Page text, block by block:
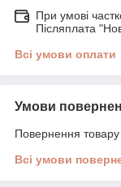
При умові
Післяплата
Всі умови оплати
Умови
Повернення
Всі умови